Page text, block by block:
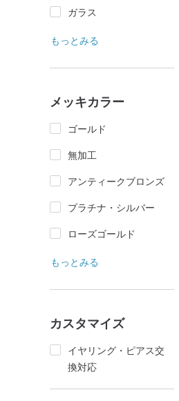
ガラス
もっとみる
メッキカラー
ゴールド
無加工
アンティークブロンズ
プラチナ・シルバー
ローズゴールド
もっとみる
カスタマイズ
イヤリング・ピアス交
換対応